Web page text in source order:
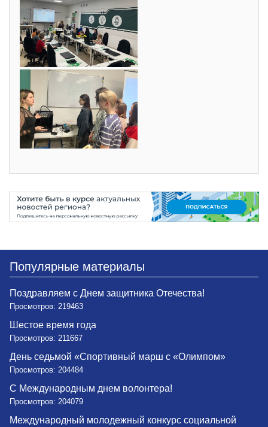
Популярные материалы
Поздравляем с Днем защитника Отечества!
Просмотров: 219463
Шестое время года
Просмотров: 211667
День седьмой «Спортивный марш с «Олимпом»
Просмотров: 204484
С Международным днем волонтера!
Просмотров: 204079
Международный молодежный конкурс социальной